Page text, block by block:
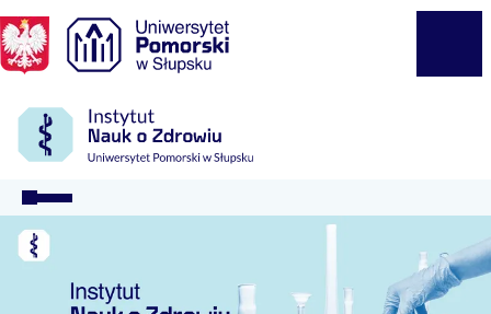
Logo Kaliop Poland